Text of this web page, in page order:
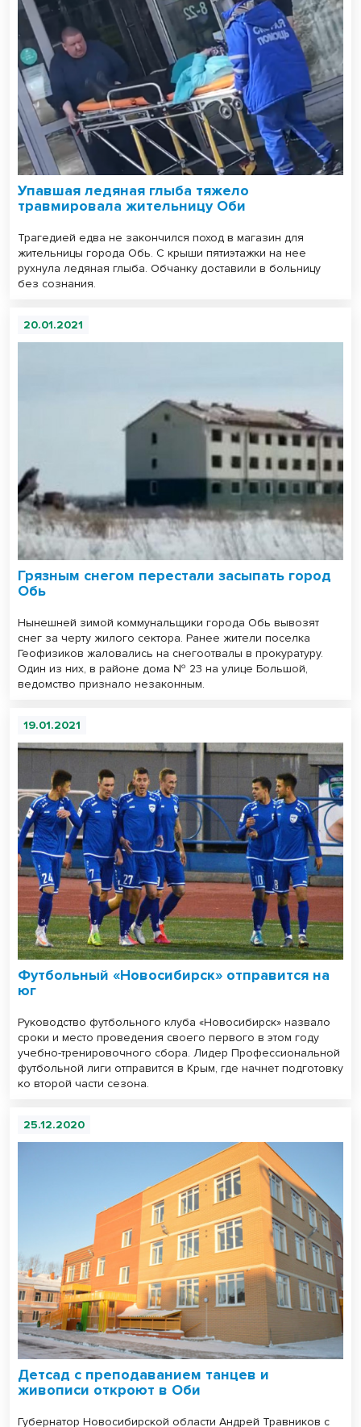
Упавшая ледяная глыба тяжело
травмировала жительницу Оби
Трагедией едва не закончился поход в магазин для
жительницы города Обь. С крыши пятиэтажки на нее
рухнула ледяная глыба. Обчанку доставили в больницу
без сознания.
20.01.2021
Грязным снегом перестали засыпать город
Обь
Нынешней зимой коммунальщики города Обь вывозят
снег за черту жилого сектора. Ранее жители поселка
Геофизиков жаловались на снегоотвалы в прокуратуру.
Один из них, в районе дома № 23 на улице Большой,
ведомство признало незаконным.
19.01.2021
Футбольный «Новосибирск» отправится на
юг
Руководство футбольного клуба «Новосибирск» назвало
сроки и место проведения своего первого в этом году
учебно-тренировочного сбора. Лидер Профессиональной
футбольной лиги отправится в Крым, где начнет подготовку
ко второй части сезона.
25.12.2020
Детсад с преподаванием танцев и
живописи откроют в Оби
Губернатор Новосибирской области Андрей Травников с